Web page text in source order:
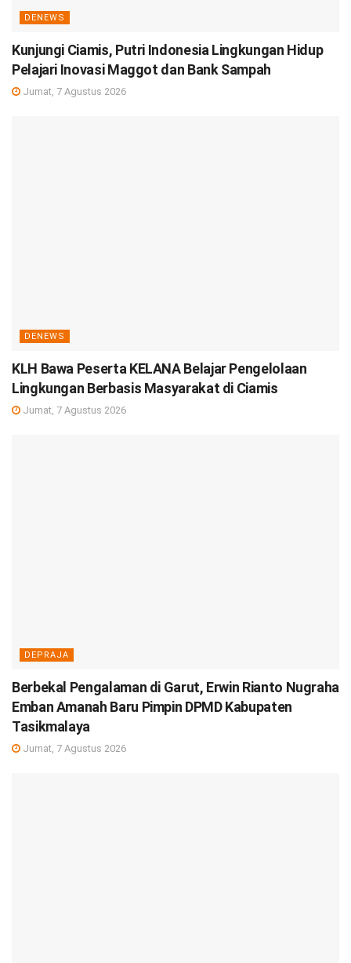
DENEWS
Kunjungi Ciamis, Putri Indonesia Lingkungan Hidup
Pelajari Inovasi Maggot dan Bank Sampah
Jumat, 7 Agustus 2026
DENEWS
KLH Bawa Peserta KELANA Belajar Pengelolaan
Lingkungan Berbasis Masyarakat di Ciamis
Jumat, 7 Agustus 2026
DEPRAJA
Berbekal Pengalaman di Garut, Erwin Rianto Nugraha
Emban Amanah Baru Pimpin DPMD Kabupaten
Tasikmalaya
Jumat, 7 Agustus 2026